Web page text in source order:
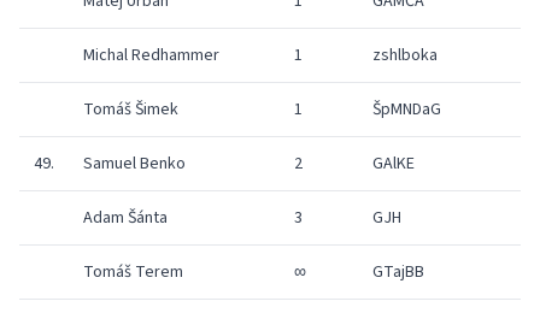
Michal Redhammer 1 zshlboka
Tomáš Šimek 1 ŠpMNDaG
49. Samuel Benko 2 GAlKE
Adam Šánta 3 GJH
Tomáš Terem ∞ GTajBB